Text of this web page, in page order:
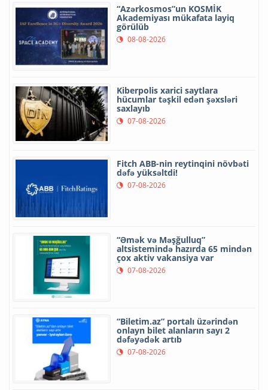
“Azərkosmos”un KOSMİK
Akademiyası mükafata layiq
görülüb
08-08-2026
Kiberpolis xarici saytlara
hücumlar təşkil edən şəxsləri
saxlayıb
07-08-2026
Fitch ABB-nin reytinqini növbəti
dəfə yüksəltdi!
07-08-2026
“Əmək və Məşğulluq”
altsistemində hazırda 65 mindən
çox aktiv vakansiya var
07-08-2026
“Biletim.az” portalı üzərindən
onlayn bilet alanların sayı 2
dəfəyədək artıb
07-08-2026